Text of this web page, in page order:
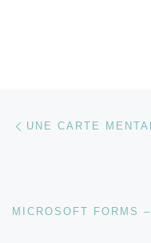
Parcourir